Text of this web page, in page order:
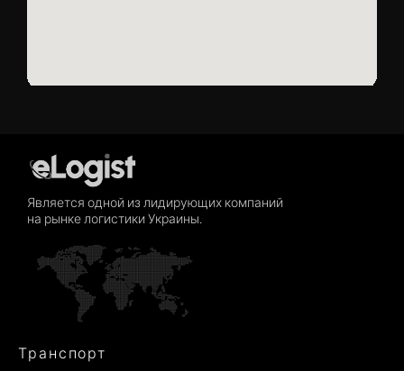
Является одной из лидирующих компаний
на рынке логистики Украины.
Транспорт